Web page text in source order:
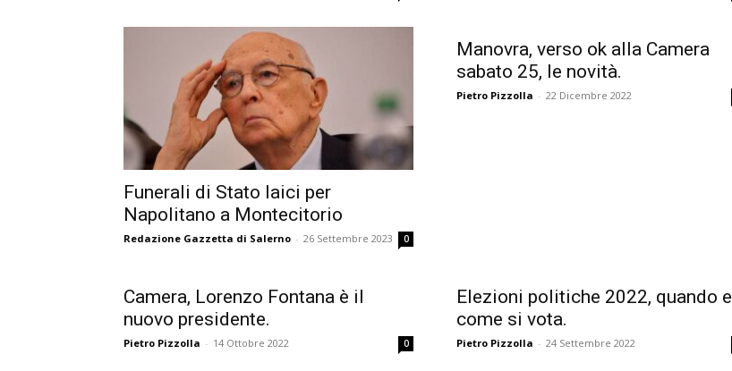
Funerali di Stato laici per
Napolitano a Montecitorio
Redazione Gazzetta di Salerno - 26 Settembre 2023 0
Manovra, verso ok alla Camera
sabato 25, le novità.
Pietro Pizzolla - 22 Dicembre 2022
Camera, Lorenzo Fontana è il
nuovo presidente.
Pietro Pizzolla - 14 Ottobre 2022 0
Elezioni politiche 2022, quando e
come si vota.
Pietro Pizzolla - 24 Settembre 2022